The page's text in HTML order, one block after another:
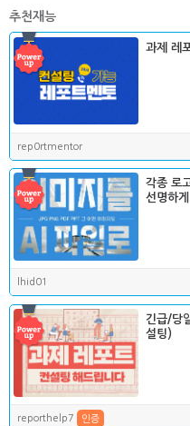
추천재능
과제 레
rep0rtmentor
각종 로
선명하게
lhid01
긴급/당
설팅)
reporthelp7 인증